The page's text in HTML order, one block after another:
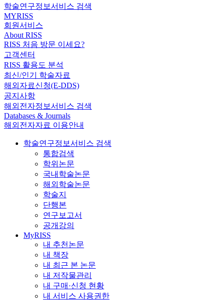
학술연구정보서비스 검색
MYRISS
회원서비스
About RISS
RISS 처음 방문 이세요?
고객센터
RISS 활용도 분석
최신/인기 학술자료
해외자료신청(E-DDS)
공지사항
해외전자정보서비스 검색
Databases & Journals
해외전자자료 이용안내
학술연구정보서비스 검색
통합검색
학위논문
국내학술논문
해외학술논문
학술지
단행본
연구보고서
공개강의
MyRISS
내 추천논문
내 책장
내 최근 본 논문
내 저작물관리
내 구매·신청 현황
내 서비스 사용권한